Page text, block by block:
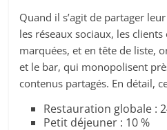
Quand il s’agit de partager
les réseaux sociaux, les
marquées, et en tête de liste,
et le bar, qui monopolisent
contenus partagés. En détail,
Restauration globale :
Petit déjeuner : 10 %